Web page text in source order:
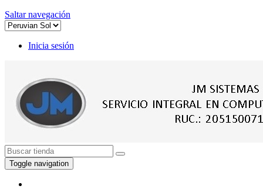
Saltar navegación
Inicia sesión
Toggle navigation